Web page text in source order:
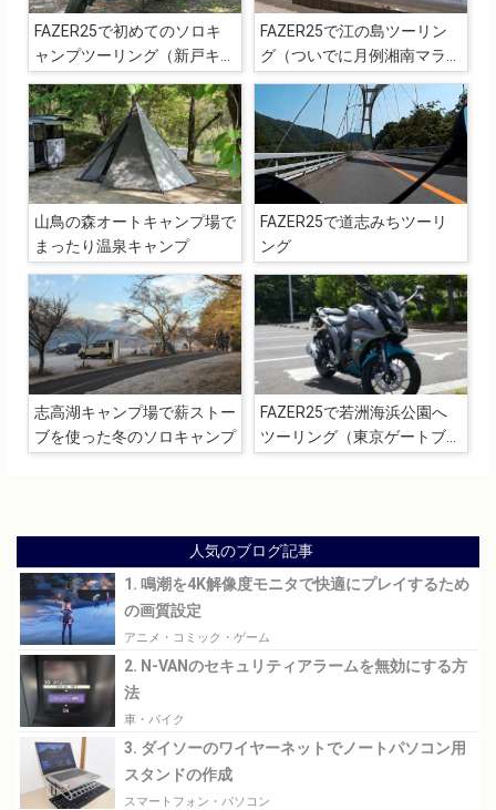
FAZER25で初めてのソロキ
ャンプツーリング（新戸キャ
ンプ場）
FAZER25で江の島ツーリン
グ（ついでに月例湘南マラソ
ン参加）
山鳥の森オートキャンプ場で
まったり温泉キャンプ
FAZER25で道志みちツーリ
ング
志高湖キャンプ場で薪ストー
ブを使った冬のソロキャンプ
FAZER25で若洲海浜公園へ
ツーリング（東京ゲートブリ
人気のブログ記事
1. 鳴潮を4K解像度モニタで快適にプレイするため
の画質設定
アニメ・コミック・ゲーム
2. N-VANのセキュリティアラームを無効にする方
法
車・バイク
3. ダイソーのワイヤーネットでノートパソコン用
スタンドの作成
スマートフォン・パソコン